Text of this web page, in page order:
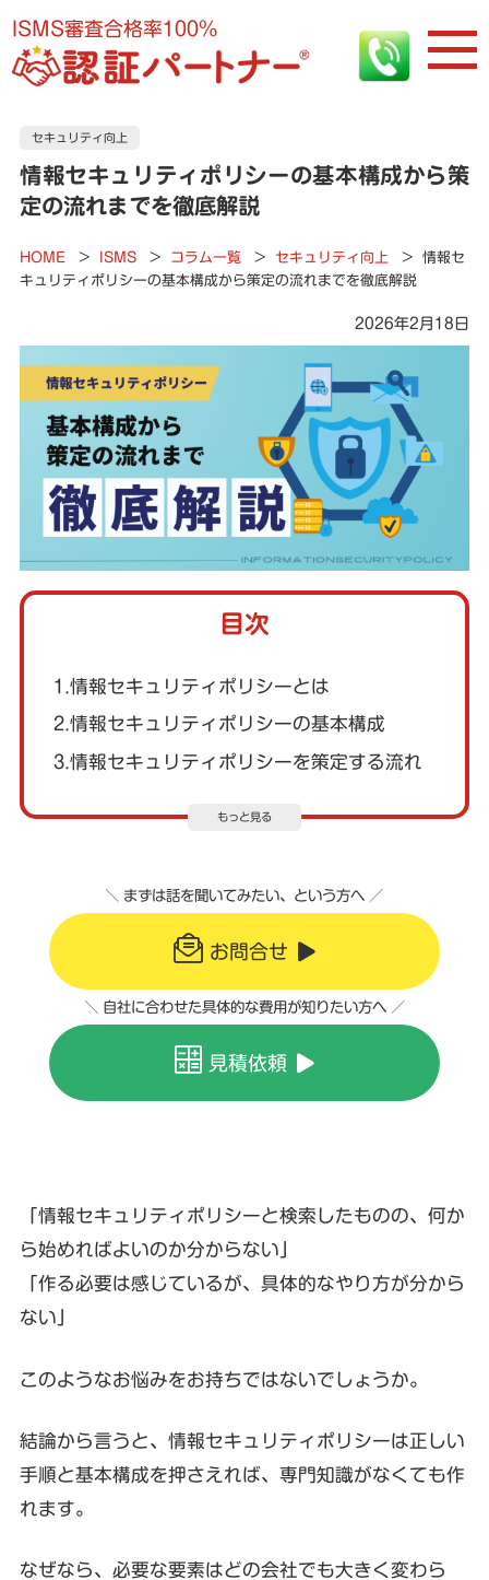
ISMS審査合格率100%
セキュリティ向上
情報セキュリティポリシーの基本構成から策
定の流れまでを徹底解説
HOME > ISMS > コラム一覧 > セキュリティ向上 >
情報セ
キュリティポリシーの基本構成から策定の流れまでを徹底解説
2026年2月18日
目次
もっと見る
1.情報セキュリティポリシーとは
2.情報セキュリティポリシーの基本構成
3.情報セキュリティポリシーを策定する流れ
＼ まずは話を聞いてみたい、という方へ ／
お問合せ
＼ 自社に合わせた具体的な費用が知りたい方へ ／
見積依頼
「情報セキュリティポリシーと検索したものの、何か
ら始めればよいのか分からない」
「作る必要は感じているが、具体的なやり方が分から
ない」
このようなお悩みをお持ちではないでしょうか。
結論から言うと、情報セキュリティポリシーは正しい
手順と基本構成を押さえれば、専門知識がなくても作
れます。
なぜなら、必要な要素はどの会社でも大きく変わら